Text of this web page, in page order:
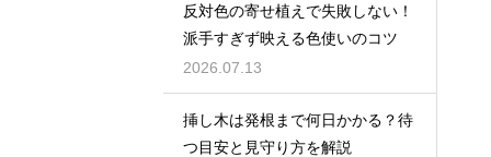
反対色の寄せ植えで失敗しない！
派手すぎず映える色使いのコツ
2026.07.13
挿し木は発根まで何日かかる？待
つ目安と見守り方を解説